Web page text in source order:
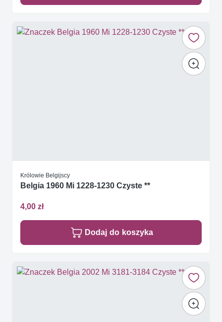
Królowie Belgijscy
Belgia 1960 Mi 1228-1230 Czyste **
4,00 zł
Dodaj do koszyka